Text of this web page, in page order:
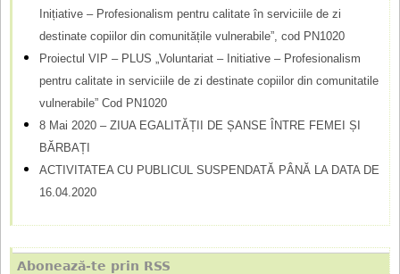
Inițiative – Profesionalism pentru calitate în serviciile de zi
destinate copiilor din comunitățile vulnerabile”, cod PN1020
Proiectul VIP – PLUS „Voluntariat – Initiative – Profesionalism
pentru calitate in serviciile de zi destinate copiilor din comunitatile
vulnerabile” Cod PN1020
8 Mai 2020 – ZIUA EGALITĂȚII DE ȘANSE ÎNTRE FEMEI ȘI
BĂRBAȚI
ACTIVITATEA CU PUBLICUL SUSPENDATĂ PÂNĂ LA DATA DE
16.04.2020
Abonează-te prin RSS